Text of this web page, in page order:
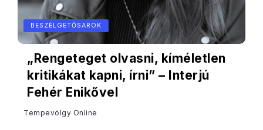
BESZÉLGETŐSAROK
„Rengeteget olvasni, kíméletlen
kritikákat kapni, írni” – Interjú
Fehér Enikővel
Tempevölgy Online